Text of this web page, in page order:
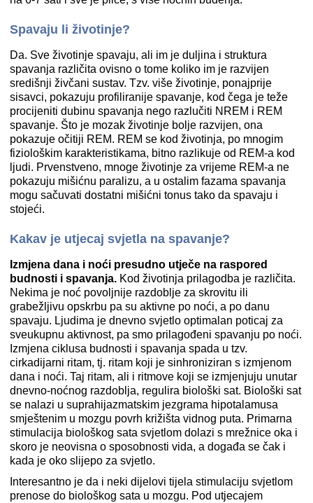
Spavaju li životinje?
Da. Sve životinje spavaju, ali im je duljina i struktura
spavanja različita ovisno o tome koliko im je razvijen
središnji živčani sustav. Tzv. više životinje, ponajprije
sisavci, pokazuju profiliranije spavanje, kod čega je teže
procijeniti dubinu spavanja nego razlučiti NREM i REM
spavanje. Što je mozak životinje bolje razvijen, ona
pokazuje očitiji REM. REM se kod životinja, po mnogim
fiziološkim karakteristikama, bitno razlikuje od REM-a kod
ljudi. Prvenstveno, mnoge životinje za vrijeme REM-a ne
pokazuju mišićnu paralizu, a u ostalim fazama spavanja
mogu sačuvati dostatni mišićni tonus tako da spavaju i
stojeći.
Kakav je utjecaj svjetla na spavanje?
Izmjena dana i noći presudno utječe na raspored
budnosti i spavanja. Kod životinja prilagodba je različita.
Nekima je noć povoljnije razdoblje za skrovitu ili
grabežljivu opskrbu pa su aktivne po noći, a po danu
spavaju. Ljudima je dnevno svjetlo optimalan poticaj za
sveukupnu aktivnost, pa smo prilagođeni spavanju po noći.
Izmjena ciklusa budnosti i spavanja spada u tzv.
cirkadijarni ritam, tj. ritam koji je sinhroniziran s izmjenom
dana i noći. Taj ritam, ali i ritmove koji se izmjenjuju unutar
dnevno-noćnog razdoblja, regulira biološki sat. Biološki sat
se nalazi u suprahijazmatskim jezgrama hipotalamusa
smještenim u mozgu povrh križišta vidnog puta. Primarna
stimulacija biološkog sata svjetlom dolazi s mrežnice oka i
skoro je neovisna o sposobnosti vida, a događa se čak i
kada je oko slijepo za svjetlo.
Interesantno je da i neki dijelovi tijela stimulaciju svjetlom
prenose do biološkog sata u mozgu. Pod utjecajem